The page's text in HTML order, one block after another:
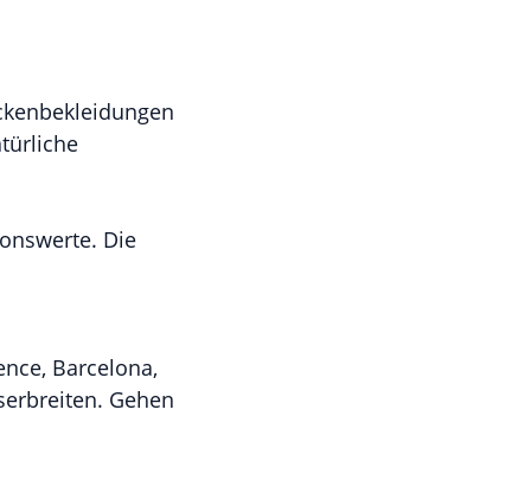
Die
Barcelona,
Gehen